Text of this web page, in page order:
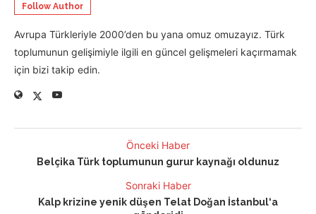
Follow Author
Avrupa Türkleriyle 2000’den bu yana omuz omuzayız. Türk
toplumunun gelişimiyle ilgili en güncel gelişmeleri kaçırmamak
için bizi takip edin.
Önceki Haber
Belçika Türk toplumunun gurur kaynağı oldunuz
Sonraki Haber
Kalp krizine yenik düşen Telat Doğan İstanbul‘a